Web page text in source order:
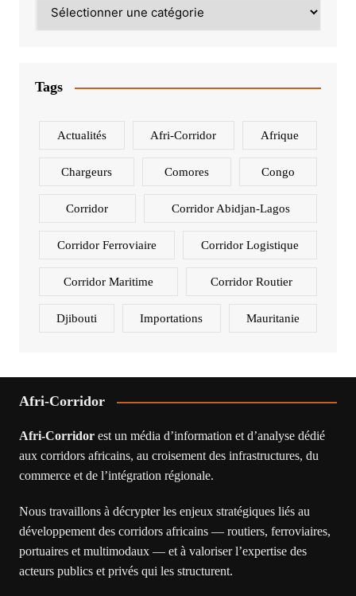
Tags
Actualités Afri-Corridor Afrique
Chargeurs Comores Congo
Corridor Corridor Abidjan-Lagos
Corridor Ferroviaire Corridor Logistique
Corridor Maritime Corridor Routier
Djibouti Importations Mauritanie
Afri-Corridor
Afri-Corridorest un média d’information et d’analyse dédié
aux corridors africains, au croisement des infrastructures, du
commerce et de l’intégration régionale.
Nous travaillons à décrypter les enjeux stratégiques liés au
développement des corridors africains — routiers, ferroviaires,
portuaires et multimodaux — et à valoriser l’expertise des
acteurs publics et privés qui les structurent.